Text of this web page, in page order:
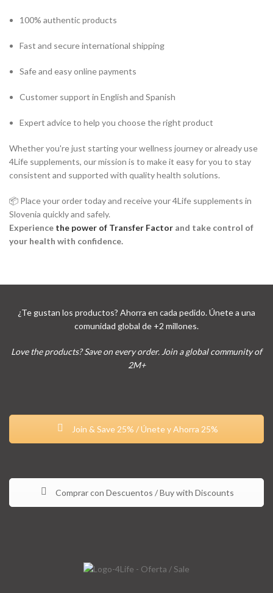
100% authentic products
Fast and secure international shipping
Safe and easy online payments
Customer support in English and Spanish
Expert advice to help you choose the right product
Whether you're just starting your wellness journey or already use
4Life supplements, our mission is to make it easy for you to stay
consistent and supported with quality health solutions.
📦 Place your order today and receive your 4Life supplements in
Slovenia quickly and safely.
Experience the power of Transfer Factor and take control of
your health with confidence.
¿Te gustan los productos? Ahorra en cada pedido. Únete a una
comunidad global de +2 millones.
Love the products? Save on every order. Join a global community of
2M+
Join & Save 25% / Únete y Ahorra 25%
Comprar con Descuentos / Buy with Discounts